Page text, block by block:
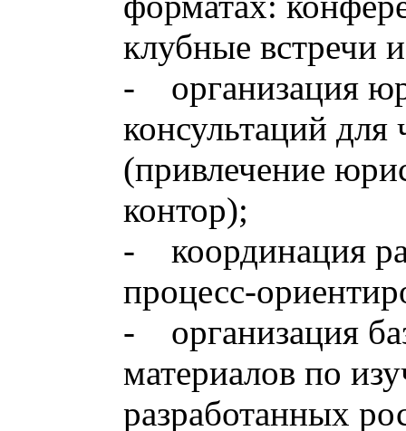
клубные встречи
- организация
консультаций
(привлечение
контор);
- координация
процесс-
- организация
материалов по
разработанных